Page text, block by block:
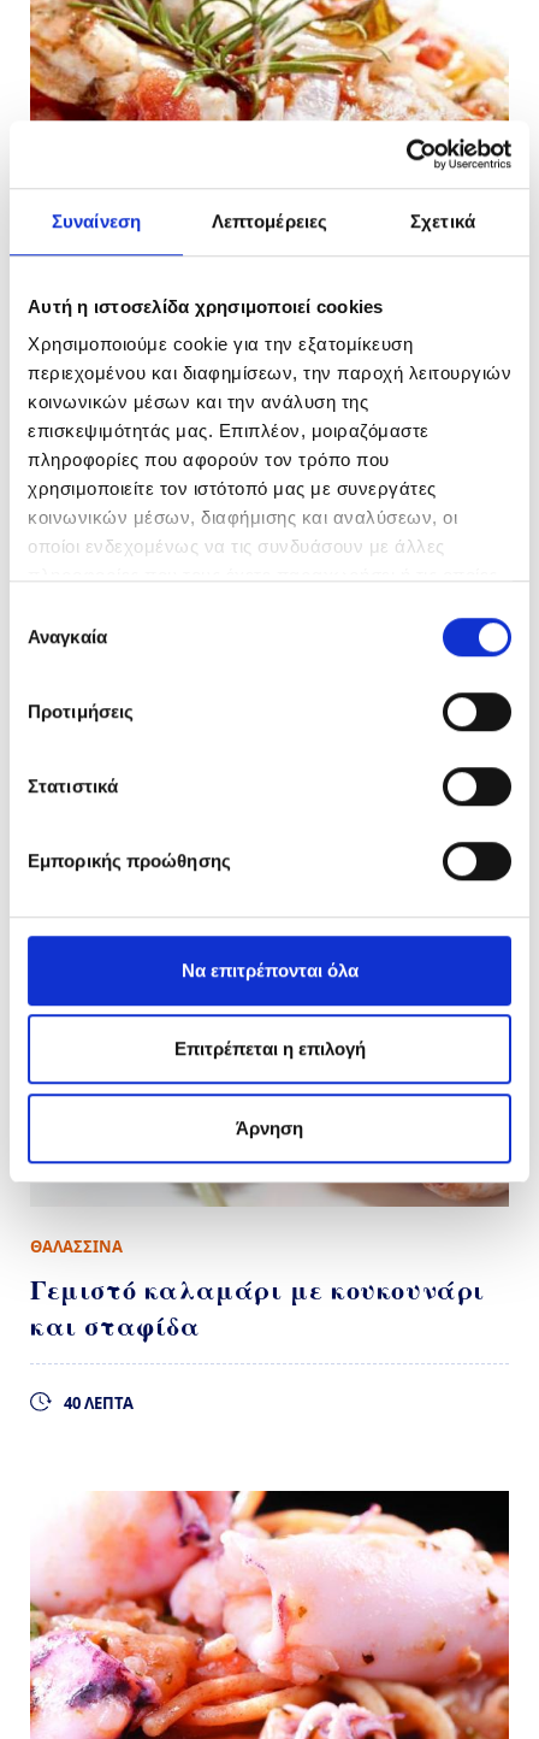
Συναίνεση Λεπτομέρειες Σχετικά
Αυτή η ιστοσελίδα χρησιμοποιεί cookies
Χρησιμοποιούμε cookie για την εξατομίκευση
περιεχομένου και διαφημίσεων, την παροχή λειτουργιών
κοινωνικών μέσων και την ανάλυση της
επισκεψιμότητάς μας. Επιπλέον, μοιραζόμαστε
πληροφορίες που αφορούν τον τρόπο που
χρησιμοποιείτε τον ιστότοπό μας με συνεργάτες
κοινωνικών μέσων, διαφήμισης και αναλύσεων, οι
οποίοι ενδεχομένως να τις συνδυάσουν με άλλες
των υπηρεσιών τους.
συγκατάθεσης
Αναγκαία
Προτιμήσεις
Στατιστικά
Εμπορικής προώθησης
Να επιτρέπονται όλα
Επιτρέπεται η επιλογή
Άρνηση
ΨΑΡΙΑ
Πέρκα φιλέτο a la Σπετσιώτα
ΘΑΛΑΣΣΙΝΑ
Γεμιστό καλαμάρι με κουκουνάρι
και σταφίδα
40 ΛΕΠΤΑ